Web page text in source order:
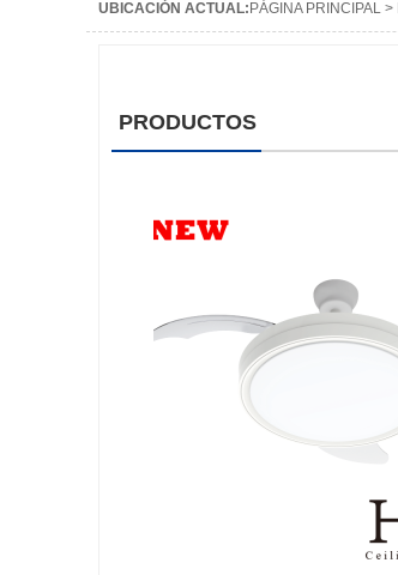
UBICACIÓN ACTUAL: PÁGINA PRINCIPAL >
PRODUCTOS